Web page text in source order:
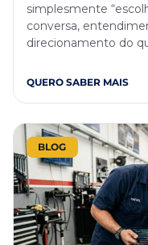
simplesmente
conversa,
direcionamento do
QUERO SABER MAIS
BLOG